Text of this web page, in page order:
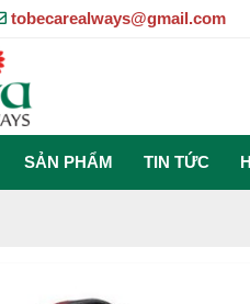
tobecarealways@gmail.com
SẢN PHẨM TIN TỨC